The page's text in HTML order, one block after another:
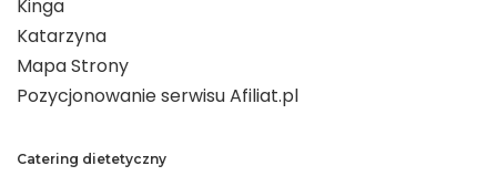
Kinga
Katarzyna
Mapa Strony
Pozycjonowanie serwisu Afiliat.pl
Catering dietetyczny